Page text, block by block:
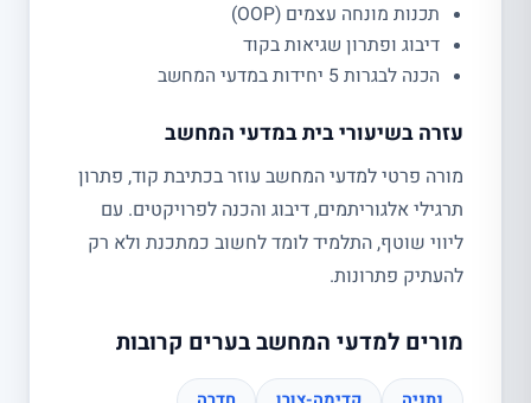
תכנות מונחה עצמים (OOP)
דיבוג ופתרון שגיאות בקוד
הכנה לבגרות 5 יחידות במדעי המחשב
עזרה בשיעורי בית במדעי המחשב
מורה פרטי למדעי המחשב עוזר בכתיבת קוד, פתרון
תרגילי אלגוריתמים, דיבוג והכנה לפרויקטים. עם
ליווי שוטף, התלמיד לומד לחשוב כמתכנת ולא רק
להעתיק פתרונות.
מורים למדעי המחשב בערים קרובות